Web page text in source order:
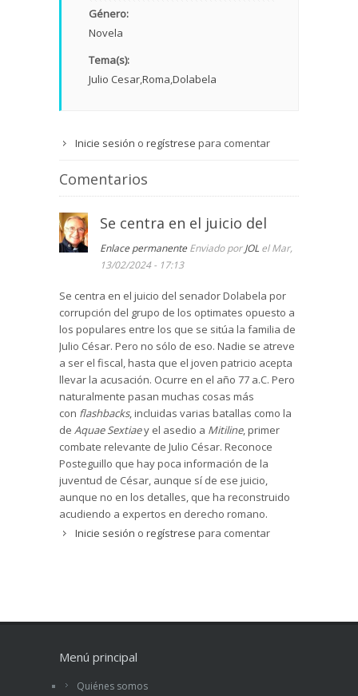
Género:
Novela
Tema(s):
Julio CesarRoma Dolabela
Inicie sesión o regístrese para comentar
Comentarios
Se centra en el juicio del
Enlace permanente Enviado porJOL el Mar,
13/02/2024 - 17:13
Se centra en el juicio del senador Dolabela por
corrupción del grupo de los optimates opuesto a
los populares entre los que se sitúa la familia de
Julio César. Pero no sólo de eso. Nadie se atreve
a ser el fiscal, hasta que el joven patricio acepta
llevar la acusación. Ocurre en el año 77 a.C. Pero
naturalmente pasan muchas cosas más
con flashbacks, incluidas varias batallas como la
de Aquae Sextiaey el asedio a Mitiline, primer
combate relevante de Julio César. Reconoce
Posteguillo que hay poca información de la
juventud de César, aunque sí de ese juicio,
aunque no en los detalles, que ha reconstruido
acudiendo a expertos en derecho romano.
El nombre de Cayo Julio César le viene de su
como es sabido. Éste casará con Cornelia y de
apoya en las informaciones históricas y con ellas
y caracterización de los personajes y buena
Inicie sesión o regístrese para comentar
Menú principal
Quiénes somos